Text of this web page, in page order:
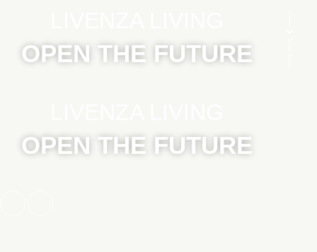
OPEN THE FUTURE
OPEN THE FUTURE